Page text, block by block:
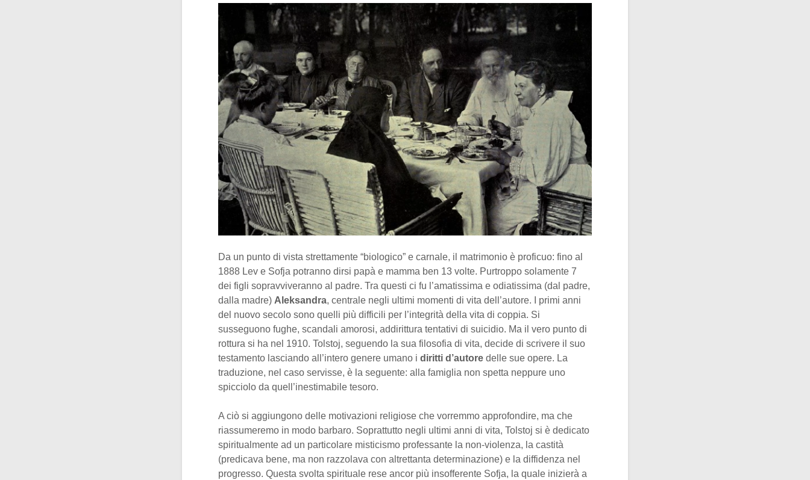
Da un punto di vista strettamente “biologico” e carnale, il matrimonio è proficuo: fino al
1888 Lev e Sofja potranno dirsi papà e mamma ben 13 volte. Purtroppo solamente 7
dei figli sopravviveranno al padre. Tra questi ci fu l’amatissima e odiatissima (dal padre,
dalla madre) Aleksandra, centrale negli ultimi momenti di vita dell’autore. I primi anni
del nuovo secolo sono quelli più difficili per l’integrità della vita di coppia. Si
susseguono fughe, scandali amorosi, addirittura tentativi di suicidio. Ma il vero punto di
rottura si ha nel 1910. Tolstoj, seguendo la sua filosofia di vita, decide di scrivere il suo
testamento lasciando all’intero genere umano i diritti d’autore delle sue opere. La
traduzione, nel caso servisse, è la seguente: alla famiglia non spetta neppure uno
spicciolo da quell’inestimabile tesoro.
A ciò si aggiungono delle motivazioni religiose che vorremmo approfondire, ma che
riassumeremo in modo barbaro. Soprattutto negli ultimi anni di vita, Tolstoj si è dedicato
spiritualmente ad un particolare misticismo professante la non-violenza, la castità
(predicava bene, ma non razzolava con altrettanta determinazione) e la diffidenza nel
progresso. Questa svolta spirituale rese ancor più insofferente Sofja, la quale inizierà a